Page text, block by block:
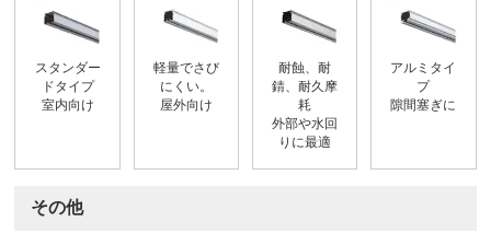
スタンダー
ドタイプ
室内向け
軽量でさび
にくい。
屋外向け
耐蝕、耐
錆、耐久摩
耗
外部や水回
りに最適
アルミタイ
プ
隙間塞ぎに
その他